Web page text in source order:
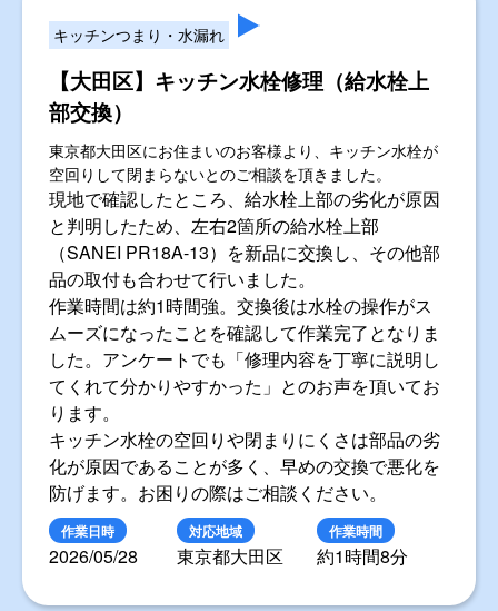
キッチンつまり・水漏れ
【大田区】キッチン水栓修理（給水栓上
部交換）
東京都大田区にお住まいのお客様より、キッチン水栓が
空回りして閉まらないとのご相談を頂きました。
現地で確認したところ、給水栓上部の劣化が原因
と判明したため、左右2箇所の給水栓上部
（SANEI PR18A-13）を新品に交換し、その他部
品の取付も合わせて行いました。
作業時間は約1時間強。交換後は水栓の操作がス
ムーズになったことを確認して作業完了となりま
した。アンケートでも「修理内容を丁寧に説明し
てくれて分かりやすかった」とのお声を頂いてお
ります。
キッチン水栓の空回りや閉まりにくさは部品の劣
化が原因であることが多く、早めの交換で悪化を
防げます。お困りの際はご相談ください。
作業日時
2026/05/28
対応地域
東京都大田区
作業時間
約1時間8分